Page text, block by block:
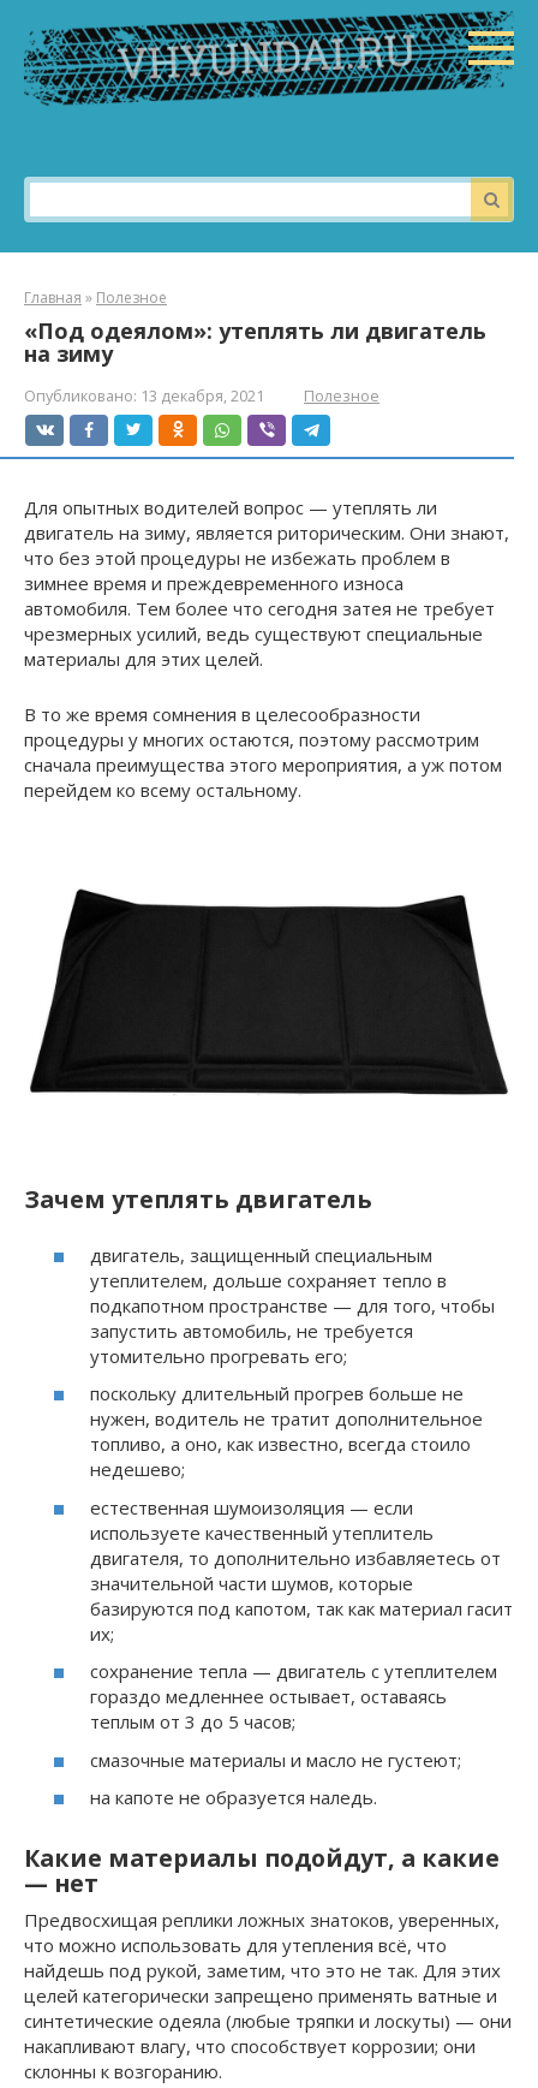
контенту
Поиск:
Главная » Полезное
«Под одеялом»: утеплять ли двигатель
на зиму
Опубликовано: 13 декабря, 2021 Полезное
Для опытных водителей вопрос — утеплять ли
двигатель на зиму, является риторическим. Они знают,
что без этой процедуры не избежать проблем в
зимнее время и преждевременного износа
автомобиля. Тем более что сегодня затея не требует
чрезмерных усилий, ведь существуют специальные
материалы для этих целей.
В то же время сомнения в целесообразности
процедуры у многих остаются, поэтому рассмотрим
сначала преимущества этого мероприятия, а уж потом
перейдем ко всему остальному.
Зачем утеплять двигатель
двигатель, защищенный специальным
утеплителем, дольше сохраняет тепло в
подкапотном пространстве — для того, чтобы
запустить автомобиль, не требуется
утомительно прогревать его;
поскольку длительный прогрев больше не
нужен, водитель не тратит дополнительное
топливо, а оно, как известно, всегда стоило
недешево;
естественная шумоизоляция — если
используете качественный утеплитель
двигателя, то дополнительно избавляетесь от
значительной части шумов, которые
базируются под капотом, так как материал гасит
их;
сохранение тепла — двигатель с утеплителем
гораздо медленнее остывает, оставаясь
теплым от 3 до 5 часов;
смазочные материалы и масло не густеют;
на капоте не образуется наледь.
Какие материалы подойдут, а какие
— нет
Предвосхищая реплики ложных знатоков, уверенных,
что можно использовать для утепления всё, что
найдешь под рукой, заметим, что это не так. Для этих
целей категорически запрещено применять ватные и
синтетические одеяла (любые тряпки и лоскуты) — они
накапливают влагу, что способствует коррозии; они
склонны к возгоранию.